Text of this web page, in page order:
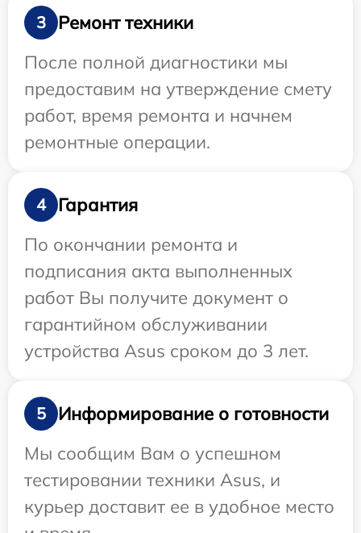
3
Ремонт техники
После полной диагностики мы
предоставим на утверждение смету
работ, время ремонта и начнем
ремонтные операции.
4
Гарантия
По окончании ремонта и
подписания акта выполненных
работ Вы получите документ о
гарантийном обслуживании
устройства Asus сроком до 3 лет.
5
Информирование о готовности
Мы сообщим Вам о успешном
тестировании техники Asus, и
курьер доставит ее в удобное место